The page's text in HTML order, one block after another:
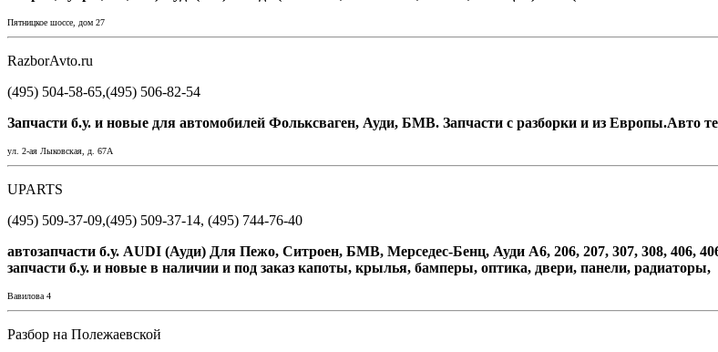
Пятницкое шоссе, дом 27
RazborAvto.ru
(495) 504-58-65,(495) 506-82-54
Запчасти б.у. и новые для автомобилей Фольксваген, Ауди, БМВ. Запчасти с разборки и из Европы.Авто
ул. 2-ая Лыковская, д. 67А
UPARTS
(495) 509-37-09,(495) 509-37-14, (495) 744-76-40
автозапчасти б.у. AUDI (Ауди) Для Пежо, Ситроен, БМВ, Мерседес-Бенц, Ауди А6, 206, 207, 307, 308, 406,
запчасти б.у. и новые в наличии и под заказ капоты, крылья, бамперы, оптика, двери, панели, радиаторы,
Вавилова 4
Разбор на Полежаевской